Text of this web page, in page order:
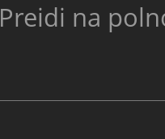
Preidi na